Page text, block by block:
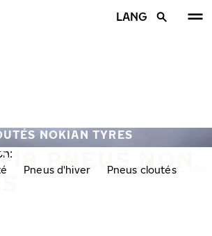
LANG
PNEUS NON
NOKIAN TYRES
Pneus d'hiver Pneus cloutés